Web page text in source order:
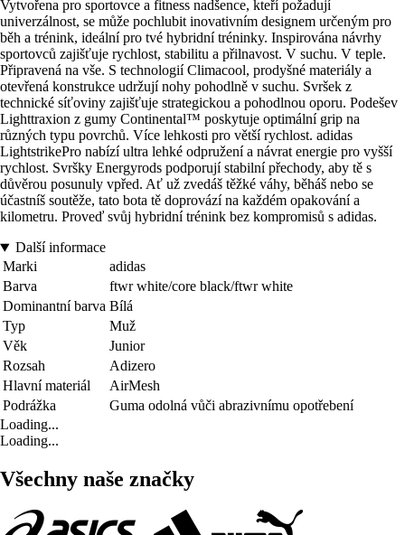
Vytvořena pro sportovce a fitness nadšence, kteří požadují
univerzálnost, se může pochlubit inovativním designem určeným pro
běh a trénink, ideální pro tvé hybridní tréninky. Inspirována návrhy
sportovců zajišťuje rychlost, stabilitu a přilnavost. V suchu. V teple.
Připravená na vše. S technologií Climacool, prodyšné materiály a
otevřená konstrukce udržují nohy pohodlně v suchu. Svršek z
technické síťoviny zajišťuje strategickou a pohodlnou oporu. Podešev
Lighttraxion z gumy Continental™ poskytuje optimální grip na
různých typu povrchů. Více lehkosti pro větší rychlost. adidas
LightstrikePro nabízí ultra lehké odpružení a návrat energie pro vyšší
rychlost. Svršky Energyrods podporují stabilní přechody, aby tě s
důvěrou posunuly vpřed. Ať už zvedáš těžké váhy, běháš nebo se
účastníš soutěže, tato bota tě doprovází na každém opakování a
kilometru. Proveď svůj hybridní trénink bez kompromisů s adidas.
Další informace
Marki
adidas
Barva
ftwr white/core black/ftwr white
Dominantní barva Bílá
Typ
Muž
Věk
Junior
Rozsah
Adizero
Hlavní materiál
AirMesh
Podrážka
Guma odolná vůči abrazivnímu opotřebení
Loading...
Loading...
Všechny naše značky